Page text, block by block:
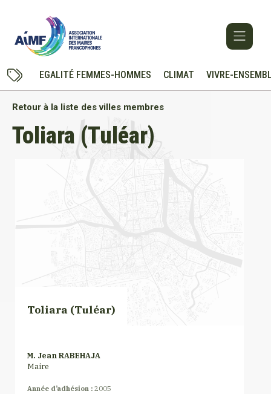
EGALITÉ FEMMES-HOMMES CLIMAT VIVRE-
Retour à la liste des villes membres
Toliara (Tuléar)
Toliara (Tuléar)
M. Jean RABEHAJA
Maire
Année d’adhésion : 2005